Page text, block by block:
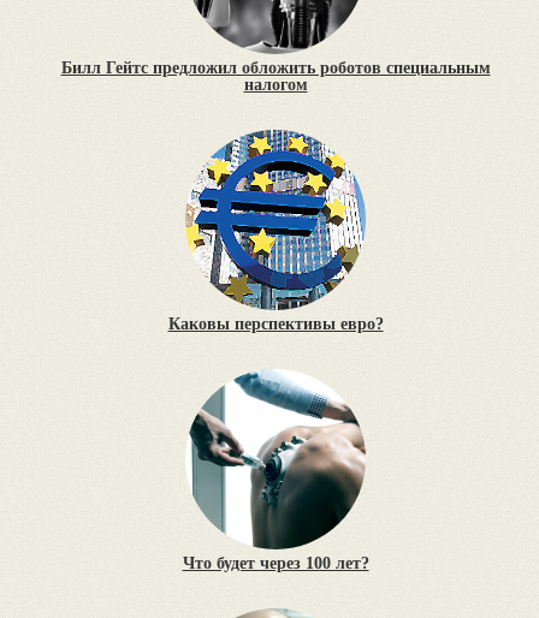
Билл Гейтс предложил обложить роботов специальным
налогом
Каковы перспективы евро?
Что будет через 100 лет?